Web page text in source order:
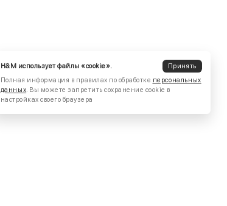
H&M использует файлы «cookie».
Принять
Полная информация в правилах по обработке персональных
данных. Вы можете запретить сохранение cookie в
настройках своего браузера